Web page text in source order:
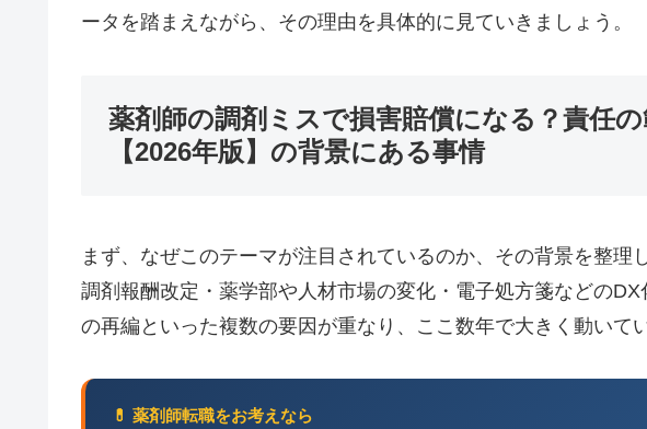
ータを踏まえながら、その理由を具体的に見ていきましょう。
薬剤師の調剤ミスで損害賠償になる？責任
【2026年版】の背景にある事情
まず、なぜこのテーマが注目されているのか、その背景を整理
調剤報酬改定・薬学部や人材市場の変化・電子処方箋などの
の再編といった複数の要因が重なり、ここ数年で大きく動いて
💊 薬剤師転職をお考えなら